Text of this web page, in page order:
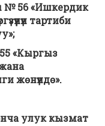
№ 56 «Ишкердик
тартиби
«Кыргыз
жөнүндө».
улук кызмат